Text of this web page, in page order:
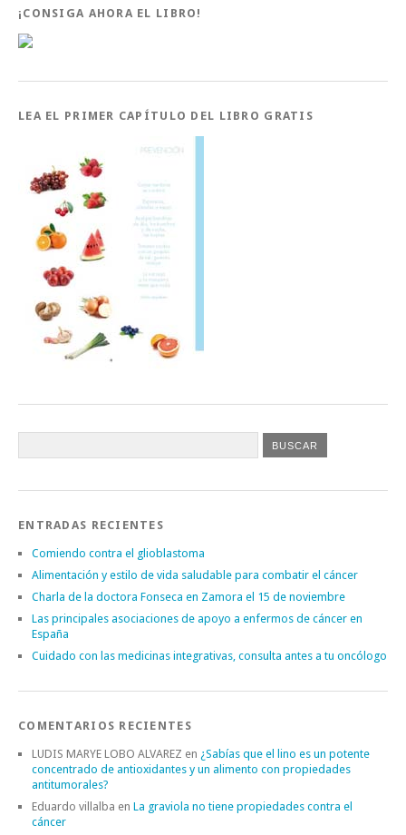
¡CONSIGA AHORA EL LIBRO!
LEA EL PRIMER CAPÍTULO DEL LIBRO GRATIS
ENTRADAS RECIENTES
Comiendo contra el glioblastoma
Alimentación y estilo de vida saludable para combatir el cáncer
Charla de la doctora Fonseca en Zamora el 15 de noviembre
Las principales asociaciones de apoyo a enfermos de cáncer en
España
Cuidado con las medicinas integrativas, consulta antes a tu oncólogo
COMENTARIOS RECIENTES
LUDIS MARYE LOBO ALVAREZ en ¿Sabías que el lino es un potente
concentrado de antioxidantes y un alimento con propiedades
antitumorales?
Eduardo villalba en La graviola no tiene propiedades contra el
cáncer